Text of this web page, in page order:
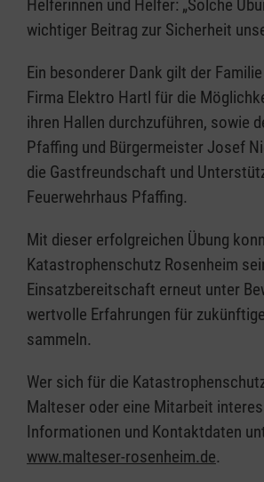
Helferinnen und Helfer: „Solche
wichtiger Beitrag zur Sicherheit
Ein besonderer Dank gilt der
Firma Elektro Hartl für die
ihren Hallen durchzuführen, sowie
Pfaffing und Bürgermeister Josef
die Gastfreundschaft und
Feuerwehrhaus Pfaffing.
Mit dieser erfolgreichen Übung
Katastrophenschutz Rosenheim
Einsatzbereitschaft erneut unter
wertvolle Erfahrungen für
sammeln.
Wer sich für die
Malteser oder eine Mitarbeit
Informationen und Kontaktdaten
www.malteser-rosenheim.de.